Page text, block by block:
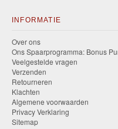
INFORMATIE
Over ons
Ons Spaarprogramma: Bonus
Veelgestelde vragen
Verzenden
Retourneren
Klachten
Algemene voorwaarden
Privacy Verklaring
Sitemap